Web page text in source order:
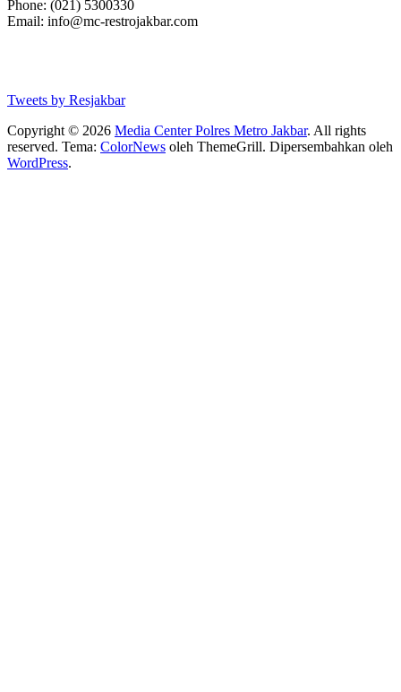
Phone: (021) 5300330
Email: info@mc-restrojakbar.com
Tweets by Resjakbar
Copyright © 2026 Media Center Polres Metro Jakbar. All rights
reserved. Tema: ColorNews oleh ThemeGrill. Dipersembahkan oleh
WordPress.